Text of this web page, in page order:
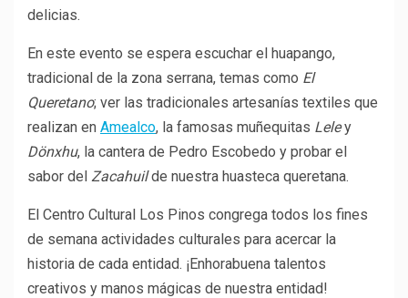
delicias.
En este evento se espera escuchar el huapango,
tradicional de la zona serrana, temas como El
Queretano; ver las tradicionales artesanías textiles que
realizan en Amealco, la famosas muñequitas Leley
Dönxhu, la cantera de Pedro Escobedo y probar el
sabor del Zacahuilde nuestra huasteca queretana.
El Centro Cultural Los Pinos congrega todos los fines
de semana actividades culturales para acercar la
historia de cada entidad. ¡Enhorabuena talentos
creativos y manos mágicas de nuestra entidad!